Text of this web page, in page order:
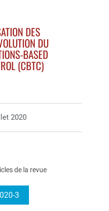
DES
DU
BASED
(CBTC)
2020
de la revue
3